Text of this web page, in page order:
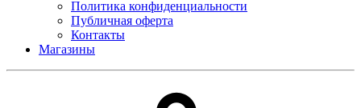
Политика конфиденциальности
Публичная оферта
Контакты
Магазины